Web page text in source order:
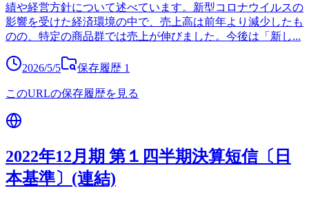
績や経営方針について述べています。新型コロナウイルスの
影響を受けた経済環境の中で、売上高は前年より減少したも
のの、特定の商品群では売上が伸びました。今後は「新し...
2026/5/5 保存履歴 1
このURLの保存履歴を見る
2022年12月期 第１四半期決算短信〔日
本基準〕(連結)